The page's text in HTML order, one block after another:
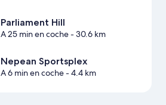
Parliament Hill
A 25 min en coche- 30.6 km
Nepean Sportsplex
A 6 min en coche- 4.4 km